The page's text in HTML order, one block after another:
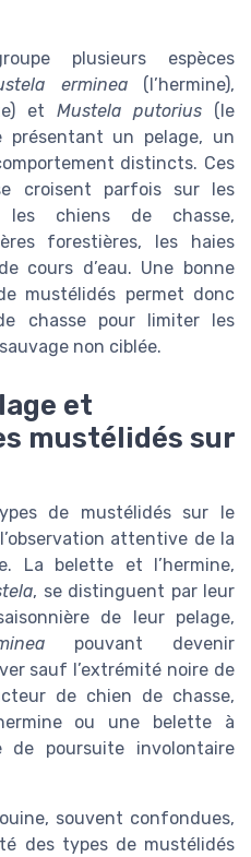
plusieurs espèces
erminea(l’hermine),
et Mustela putorius (le
présentant un pelage, un
distincts. Ces
croisent parfois sur les
les chiens de chasse,
forestières, les haies
cours d’eau. Une bonne
mustélidés permet donc
chasse pour limiter les
non ciblée.
et
mustélidés sur
de mustélidés sur le
attentive de la
La belette et l’hermine,
, se distinguent par leur
de leur pelage,
pouvant devenir
sauf l’extrémité noire de
de chien de chasse,
ou une belette à
poursuite involontaire
souvent confondues,
des types de mustélidés